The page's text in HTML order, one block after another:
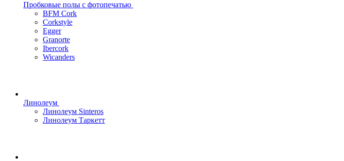
Пробковые полы с фотопечатью
BFM Cork
Corkstyle
Egger
Granorte
Ibercork
Wicanders
Линолеум
Линолеум Sinteros
Линолеум Таркетт